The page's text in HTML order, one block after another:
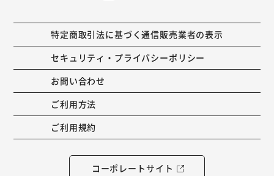
特定商取引法に基づく通信販売業者の表示
セキュリティ・プライバシーポリシー
お問い合わせ
ご利用方法
ご利用規約
コーポレートサイト